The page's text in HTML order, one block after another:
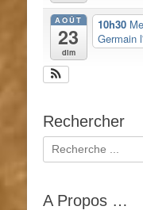
AOÛT
23
dim
10h30
Germain
Rechercher
Rechercher :
A Propos …